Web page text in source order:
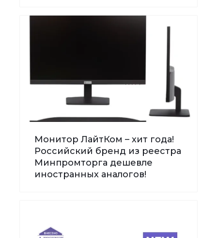
Монитор ЛайтКом – хит года!
Российский бренд из реестра
Минпромторга дешевле
иностранных аналогов!